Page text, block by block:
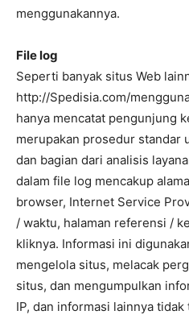
menggunakannya.
File log
Seperti banyak situs Web
http://Spedisia.com/
hanya mencatat pengunjung
merupakan prosedur standar
dan bagian dari analisis
dalam file log mencakup
browser, Internet Service
/ waktu, halaman referensi /
kliknya. Informasi ini
mengelola situs, melacak
situs, dan mengumpulkan
IP, dan informasi lainnya